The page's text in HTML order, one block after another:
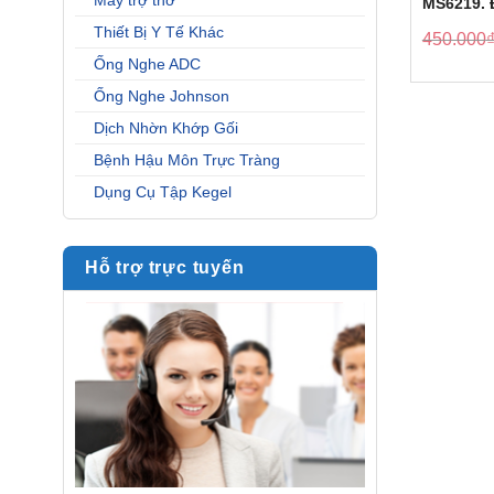
Thiết Bị Y Tế Khác
Ống Nghe ADC
Ống Nghe Johnson
Dịch Nhờn Khớp Gối
Bệnh Hậu Môn Trực Tràng
Dụng Cụ Tập Kegel
Hỗ trợ trực tuyến
450.000₫